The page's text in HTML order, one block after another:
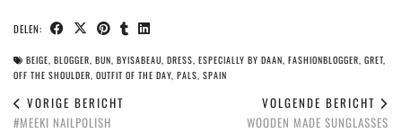
DELEN:
BEIGE, BLOGGER, BUN, BYISABEAU, DRESS, ESPECIALLY BY DAAN, FASHIONBLOGGER, GRET,
OFF THE SHOULDER, OUTFIT OF THE DAY, PALS, SPAIN
VORIGE BERICHT
#MEEKI NAILPOLISH
VOLGENDE BERICHT
WOODEN MADE SUNGLASSES